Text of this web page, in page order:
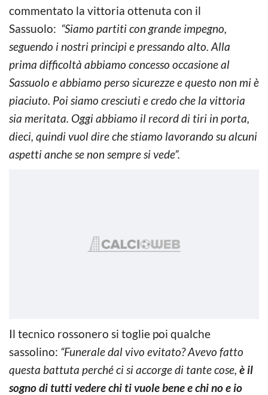
commentato la vittoria ottenuta con il
Sassuolo: “Siamo partiti con grande impegno,
seguendo i nostri principi e pressando alto. Alla
prima difficoltà abbiamo concesso occasione al
Sassuolo e abbiamo perso sicurezze e questo non mi è
piaciuto. Poi siamo cresciuti e credo che la vittoria
sia meritata. Oggi abbiamo il record di tiri in porta,
dieci, quindi vuol dire che stiamo lavorando su alcuni
aspetti anche se non sempre si vede”.
Il tecnico rossonero si toglie poi qualche
sassolino: “Funerale dal vivo evitato? Avevo fatto
questa battuta perché ci si accorge di tante cose, è il
sogno di tutti vedere chi ti vuole bene e chi no e io